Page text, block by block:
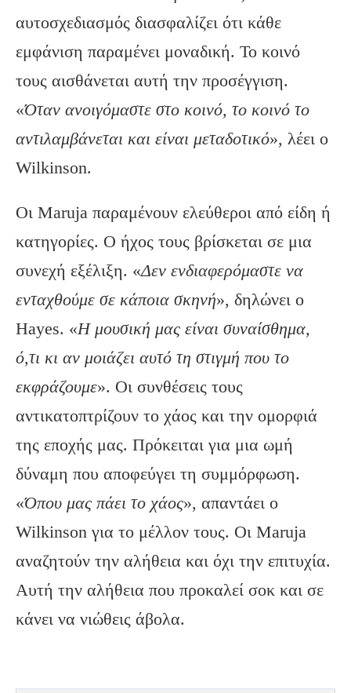
αυτοσχεδιασμός διασφαλίζει ότι κάθε
εμφάνιση παραμένει μοναδική. Το κοινό
τους αισθάνεται αυτή την προσέγγιση.
«Όταν ανοιγόμαστε στο κοινό, το κοινό το
αντιλαμβάνεται και είναι μεταδοτικό», λέει ο
Wilkinson.
Οι Maruja παραμένουν ελεύθεροι από είδη ή
κατηγορίες. Ο ήχος τους βρίσκεται σε μια
συνεχή εξέλιξη. «Δεν ενδιαφερόμαστε να
ενταχθούμε σε κάποια σκηνή», δηλώνει ο
Hayes. «Η μουσική μας είναι συναίσθημα,
ό,τι κι αν μοιάζει αυτό τη στιγμή που το
εκφράζουμε». Οι συνθέσεις τους
αντικατοπτρίζουν το χάος και την ομορφιά
της εποχής μας. Πρόκειται για μια ωμή
δύναμη που αποφεύγει τη συμμόρφωση.
«Όπου μας πάει το χάος», απαντάει ο
Wilkinson για το μέλλον τους. Οι Maruja
αναζητούν την αλήθεια και όχι την επιτυχία.
Αυτή την αλήθεια που προκαλεί σοκ και σε
κάνει να νιώθεις άβολα.